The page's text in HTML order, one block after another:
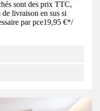
sont des prix TTC,
de livraison en sus si
par pce19,95 €*/